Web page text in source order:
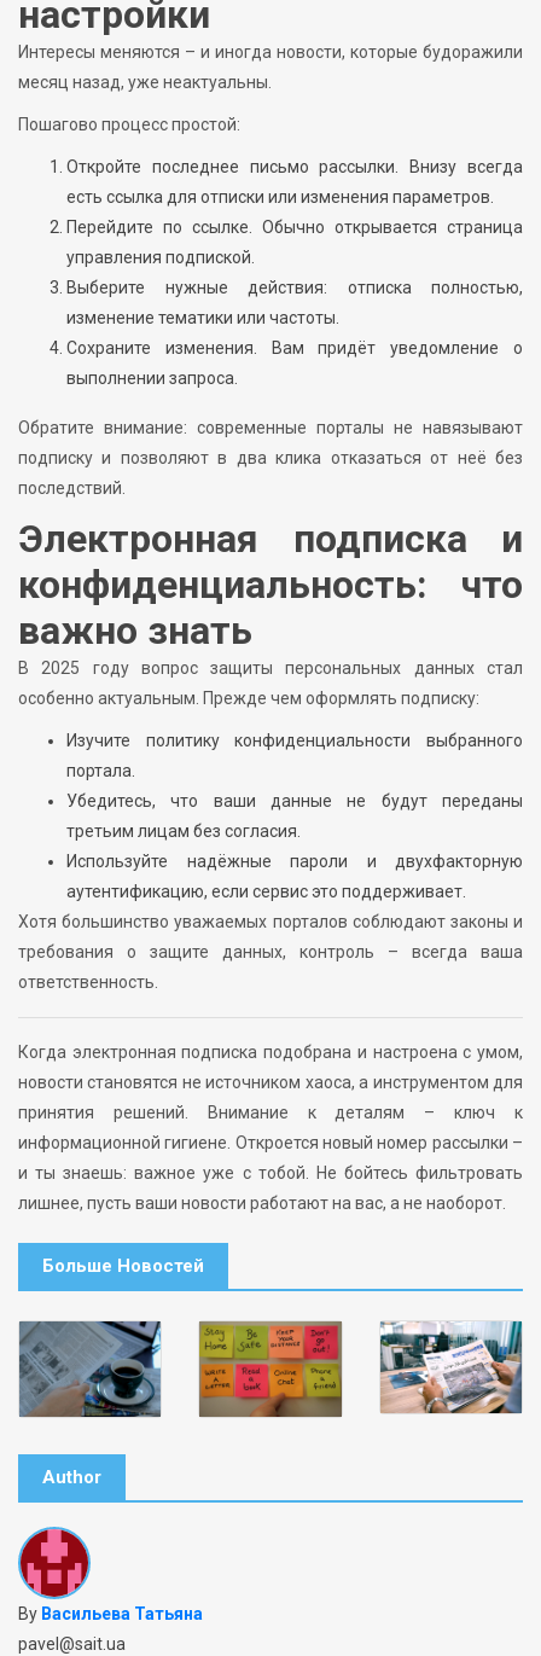
настройки
Интересы меняются – и иногда новости, которые будоражили
месяц назад, уже неактуальны.
Пошагово процесс простой:
Откройте последнее письмо рассылки. Внизу всегда
есть ссылка для отписки или изменения параметров.
Перейдите по ссылке. Обычно открывается страница
управления подпиской.
Выберите нужные действия: отписка полностью,
изменение тематики или частоты.
Сохраните изменения. Вам придёт уведомление о
выполнении запроса.
Обратите внимание: современные порталы не навязывают
подписку и позволяют в два клика отказаться от неё без
последствий.
Электронная подписка и
конфиденциальность: что
важно знать
В 2025 году вопрос защиты персональных данных стал
особенно актуальным. Прежде чем оформлять подписку:
Изучите политику конфиденциальности выбранного
портала.
Убедитесь, что ваши данные не будут переданы
третьим лицам без согласия.
Используйте надёжные пароли и двухфакторную
аутентификацию, если сервис это поддерживает.
Хотя большинство уважаемых порталов соблюдают законы и
требования о защите данных, контроль – всегда ваша
ответственность.
Когда электронная подписка подобрана и настроена с умом,
новости становятся не источником хаоса, а инструментом для
принятия решений. Внимание к деталям – ключ к
информационной гигиене. Откроется новый номер рассылки –
и ты знаешь: важное уже с тобой. Не бойтесь фильтровать
лишнее, пусть ваши новости работают на вас, а не наоборот.
Больше Новостей
Author
By Васильева Татьяна
pavel@sait.ua